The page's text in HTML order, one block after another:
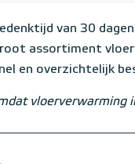
van 30 dagen
assortiment
en overzichtelijk
vloerverwarming